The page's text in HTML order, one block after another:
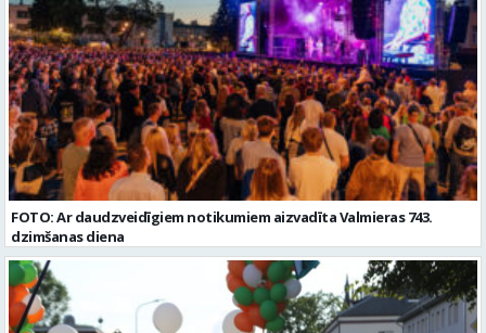
FOTO: Ar daudzveidīgiem notikumiem aizvadīta Valmieras 743.
dzimšanas diena